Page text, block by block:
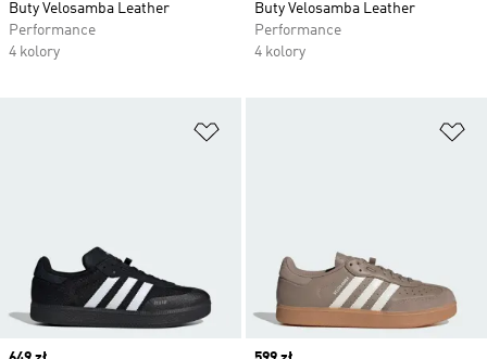
Buty Velosamba Leather
Performance
4 kolory
Buty Velosamba Leather
Performance
4 kolory